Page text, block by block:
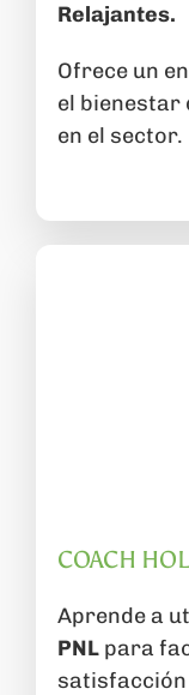
Relajantes.
Ofrece un
el bienestar
en el sector.
COACH
Aprende a
PNL para
satisfacción